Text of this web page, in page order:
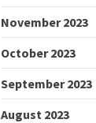
November 2023
October 2023
September 2023
August 2023